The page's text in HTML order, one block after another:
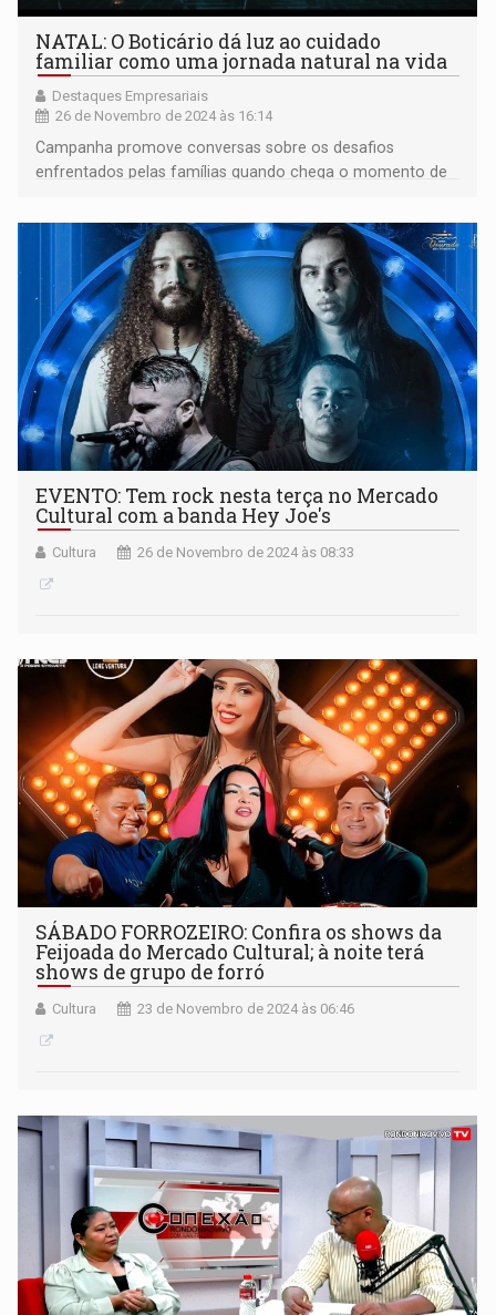
NATAL: O Boticário dá luz ao cuidado
familiar como uma jornada natural na vida
Destaques Empresariais
26 de Novembro de 2024 às 16:14
Campanha promove conversas sobre os desafios
enfrentados pelas famílias quando chega o momento de
EVENTO: Tem rock nesta terça no Mercado
Cultural com a banda Hey Joe's
Cultura 26 de Novembro de 2024 às 08:33
SÁBADO FORROZEIRO: Confira os shows da
Feijoada do Mercado Cultural; à noite terá
shows de grupo de forró
Cultura 23 de Novembro de 2024 às 06:46